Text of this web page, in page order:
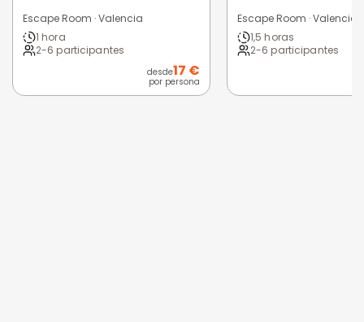
Escape Room · Valencia
1 hora
2-6 participantes
desde17 €
por persona
Escape Room · Valencia
1,5 horas
2-6 participantes